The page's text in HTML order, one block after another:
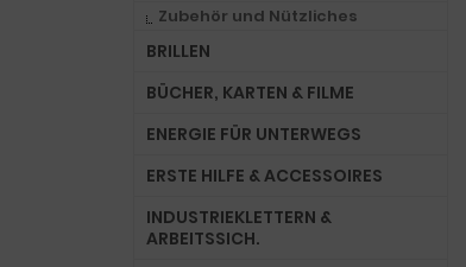
Zubehör und Nützliches
BRILLEN
BÜCHER, KARTEN & FILME
ENERGIE FÜR UNTERWEGS
ERSTE HILFE & ACCESSOIRES
INDUSTRIEKLETTERN &
ARBEITSSICH.